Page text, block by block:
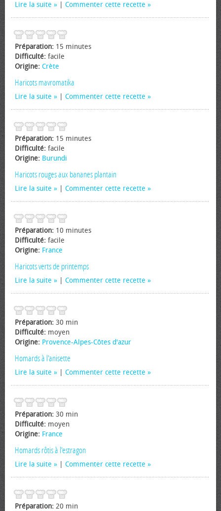
Lire la suite
Commenter cette recette
Préparation: 15 minutes
Difficulté: facile
Origine: Crète
Haricots mavromatika
Lire la suite Commenter cette recette
Préparation: 15 minutes
Difficulté: facile
Origine: Burundi
Haricots rouges aux bananes plantain
Lire la suite Commenter cette recette
Préparation: 10 minutes
Difficulté: facile
Origine: France
Haricots verts de printemps
Lire la suite Commenter cette recette
Préparation: 30 min
Difficulté: moyen
Origine: Provence-Alpes-Côtes d'azur
Homards à l'anisette
Lire la suite Commenter cette recette
Préparation: 30 min
Difficulté: moyen
Origine: France
Homards rôtis à l'estragon
Lire la suite Commenter cette recette
Préparation: 20 min